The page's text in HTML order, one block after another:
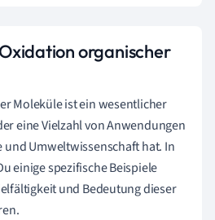
organischer
Moleküle ist ein wesentlicher
eine Vielzahl von Anwendungen
Umweltwissenschaft hat. In
einige spezifische Beispiele
und Bedeutung dieser